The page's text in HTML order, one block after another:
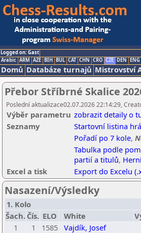
Logged on: Gast
Arabic ARM AZE BIH BUL CAT CHN CRO CZE DEN ENG
Domů Databáze turnajů Mistrovství
Přebor Stříbrné Skalice
Poslední aktualizace02.07.2026 22:14:29,
Výběr parametru zobrazit detaily o
Seznamy
Startovní listina
Pořadí po 7 kole,
Tabulka podle
partií a titulů,
Excel a tisk
Export do Excelu
Nasazení/Výsledky
1. Kolo
Šach. Čís. ELO White
1
1 1585 Vajdík, Josef